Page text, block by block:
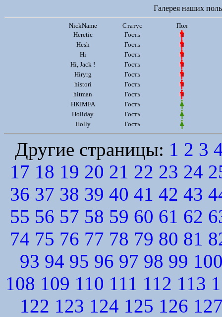
Галерея наших
NickName Статус
Пол
Heretic
Гость
Hesh
Гость
Hi
Гость
Hi, Jack !
Гость
Hiryrg
Гость
histori
Гость
hitman
Гость
HKIMFA
Гость
Holiday
Гость
Holly
Гость
Другие страницы: 1 2 3
17 18 19 20 21 22 23 24
36 37 38 39 40 41 42 43
55 56 57 58 59 60 61 62
74 75 76 77 78 79 80 81
93 94 95 96 97 98 99
108 109 110 111 112 113
122 123 124 125 126